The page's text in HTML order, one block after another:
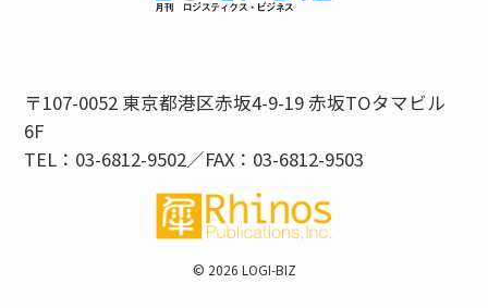
〒107-0052 東京都港区赤坂4-9-19 赤坂TOタマビル
6F
TEL：03-6812-9502／FAX：03-6812-9503
© 2026 LOGI-BIZ